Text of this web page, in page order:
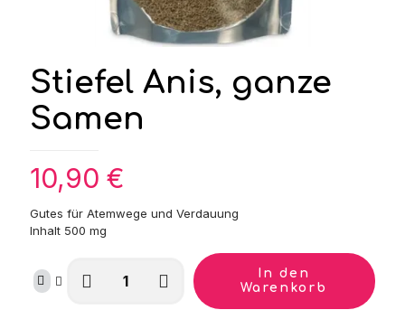
Stiefel Anis, ganze
Samen
10,90 €
Gutes für Atemwege und Verdauung
Inhalt 500 mg
In den
Warenkorb